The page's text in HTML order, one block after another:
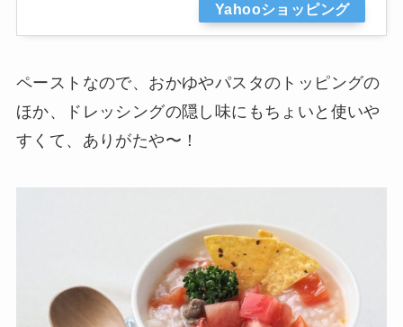
Yahooショッピング
ペーストなので、おかゆやパスタのトッピングの
ほか、ドレッシングの隠し味にもちょいと使いや
すくて、ありがたや〜！